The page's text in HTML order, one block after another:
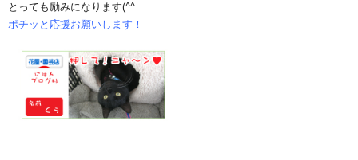
とっても励みになります(^^ゞ
ポチッと応援お願いします！